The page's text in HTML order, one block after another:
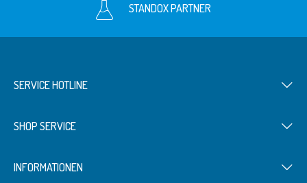
STANDOX PARTNER
SERVICE HOTLINE
SHOP SERVICE
INFORMATIONEN